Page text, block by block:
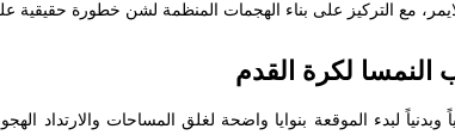
مع التركيز على بناء الهجمات المنظمة لشن خطورة حقيقية
لكرة القدم
وبدنياً لبدء الموقعة بنوايا واضحة لغلق المساحات والارتداد